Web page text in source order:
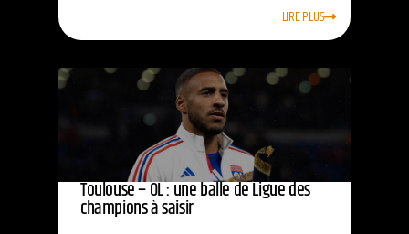
LIRE PLUS
Toulouse – OL : une balle de Ligue des
champions à saisir